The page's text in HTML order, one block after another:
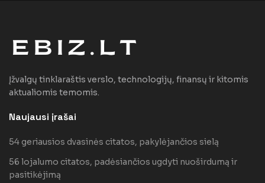
Įžvalgų tinklaraštis verslo, technologijų, finansų ir kitomis
aktualiomis temomis.
Naujausi įrašai
54 geriausios dvasinės citatos, pakylėjančios sielą
56 lojalumo citatos, padėsiančios ugdyti nuoširdumą ir
pasitikėjimą